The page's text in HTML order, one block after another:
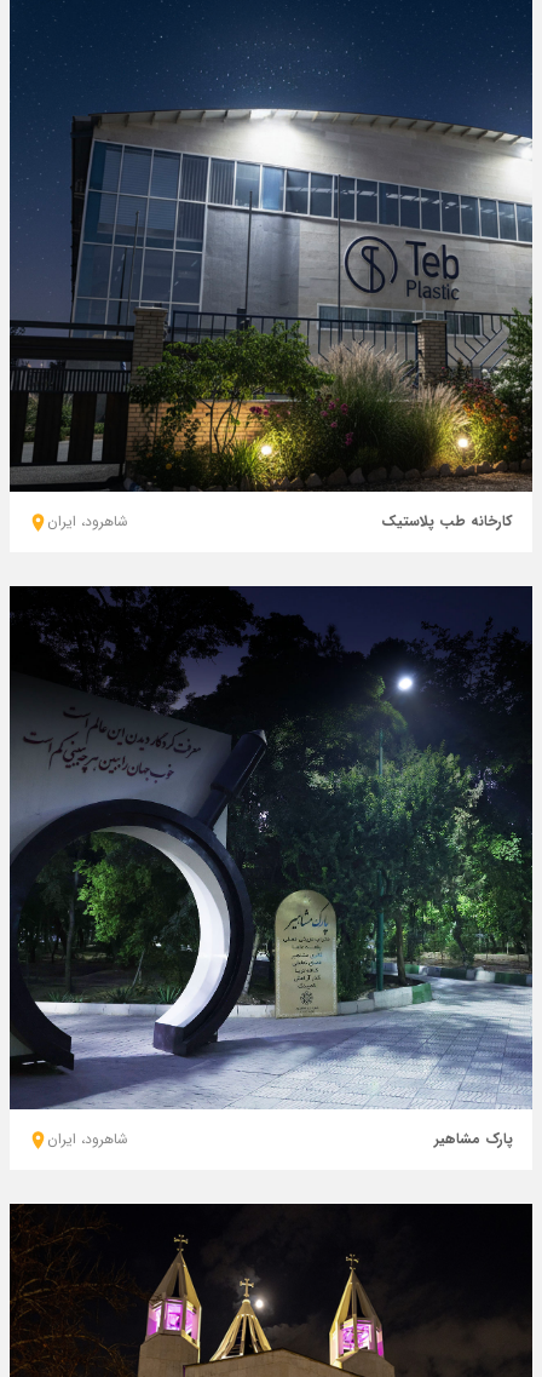
کارخانه طب پلاستیک شاهرود، ايران
پارک مشاهیر شاهرود، ايران